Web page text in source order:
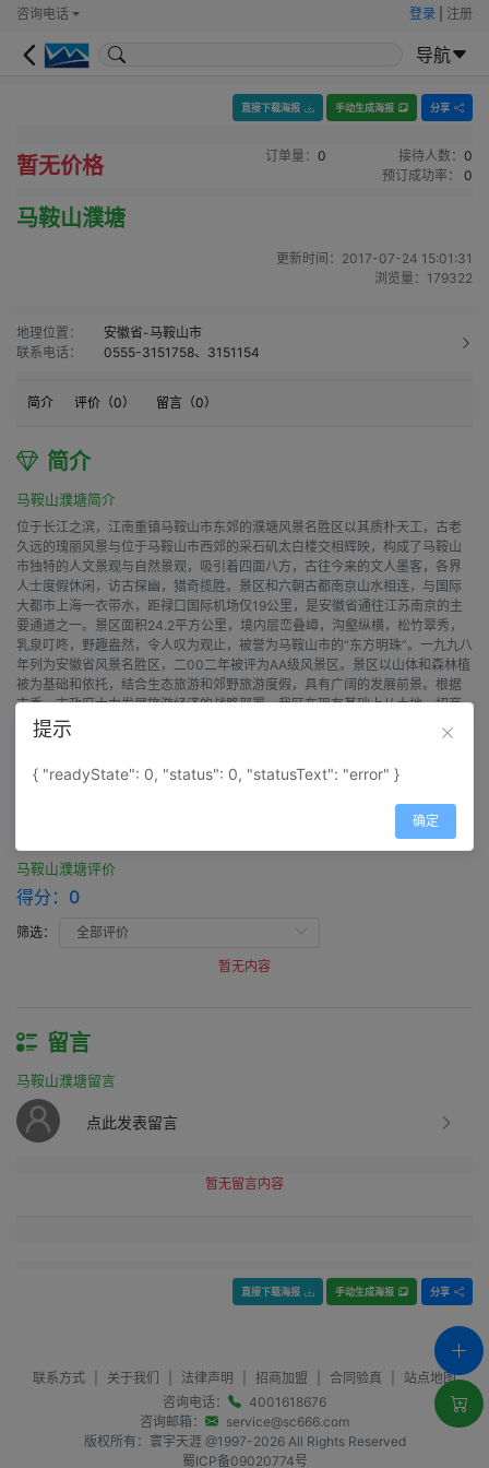
咨询电话 登录 注册
导航
直接下载海报 手动生成海报 分享
暂无价格 订单量： 0 接待人数： 0
预订成功率：
0
马鞍山濮塘
更新时间： 2017-07-24 15:01:31
浏览量： 179322
地理位置：
安徽省-马鞍山市
联系电话：
0555-3151758、3151154
简介 评价（0） 留言（0）
简介
马鞍山濮塘简介
位于长江之滨，江南重镇马鞍山市东郊的濮塘风景名胜区以其质朴天工，古老
久远的瑰丽风景与位于马鞍山市西郊的采石矶太白楼交相辉映，构成了马鞍山
市独特的人文景观与自然景观，吸引着四面八方，古往今来的文人墨客，各界
人士度假休闲，访古探幽，猎奇揽胜。景区和六朝古都南京山水相连，与国际
大都市上海一衣带水，距禄口国际机场仅19公里，是安徽省通往江苏南京的主
要通道之一。景区面积24.2平方公里，境内层峦叠嶂，沟壑纵横，松竹翠秀，
乳泉叮咚，野趣盎然，令人叹为观止，被誉为马鞍山市的“东方明珠”。一九九八
年列为安徽省风景名胜区，二00二年被评为AA级风景区。景区以山体和森林植
被为基础和依托，结合生态旅游和郊野旅游度假，具有广阔的发展前景。根据
市委、市政府大力发展旅游经济的战略部署，我区在现有基础上从土地、招商
引资各方面给予优惠政策。为景区的开发创造良好的环境，提供了经济、交
通、通讯、能源以及较有潜力的旅游容人量和容时量等条件，为我区今后的发
马鞍山濮塘评价
得分： 0
筛选：
暂无内容
留言
马鞍山濮塘留言
点此发表留言
暂无留言内容
直接下载海报 手动生成海报 分享
联系方式 关于我们 法律声明 招商加盟 合同验真
站点地图
咨询电话：
4001618676
咨询邮箱：
service@sc666.com
版权所有：寰宇天涯 @1997-2026All Rights Reserved
蜀ICP备09020774号
提示
{ "readyState": 0, "status": 0, "statusText": "error" }
确定